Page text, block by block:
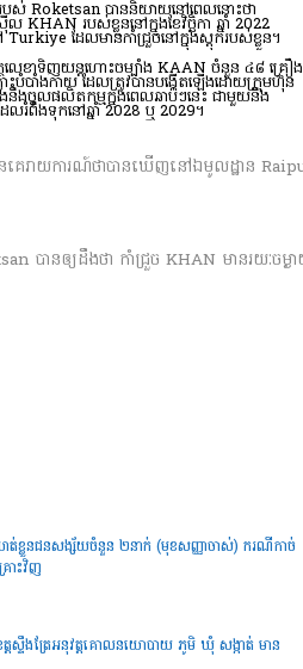
ស់ Roketsan បាននិយាយនៅពេលនោះថា
KHAN របស់ខ្លួននៅក្នុងខែវិច្ឆិកា ឆ្នាំ 2022
ដែលមានកាំជ្រួចនៅក្នុងស្តុករបស់ខ្លួន។
លេខា​ទិញ​យន្តហោះ​ចម្បាំង KAAN ចំនួន ៤៨ គ្រឿង​
បំបាំងកាយ ដែលត្រូវបានបង្កើតឡើងដោយក្រុមហ៊ុន
នឹងចូលផលិតកម្មក្នុងពេលឆាប់ៗនេះ ជាមួយនឹង
លរំពឹងទុកនៅឆ្នាំ 2028 ឬ 2029។
គេរាយការណ៍ថាបានឃើញនៅឯមូលដ្ឋាន
ានឲ្យដឹងថា កាំជ្រួច KHAN មានរយៈចម្ង
ឃាត់ខ្លួនជនសង្ស័យចំនួន ២នាក់ (មុខសញ្ញាចាស់) ករណីកាច់
ោះវិញ
េត្តស្ទឹងត្រែអនុវត្តគោលនយោបាយ ភូមិ ឃុំ សង្កាត់ មាន